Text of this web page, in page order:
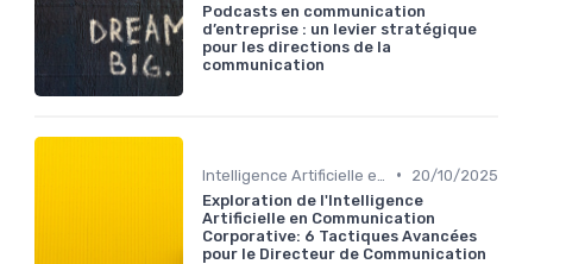
Podcasts en communication
d’entreprise : un levier stratégique
pour les directions de la
communication
•
20/10/2025
Exploration de l'Intelligence
Artificielle en Communication
Corporative: 6 Tactiques Avancées
pour le Directeur de Communication